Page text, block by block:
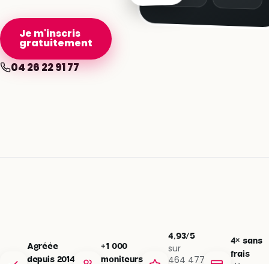
Je m'inscris
gratuitement
04 26 22 91 77
Agréée
depuis 2014
+1 000
moniteurs
4,93/5
sur
464 477
4× sans
frais